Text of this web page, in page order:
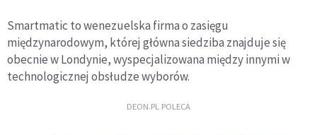
Smartmatic to wenezuelska firma o zasięgu
międzynarodowym, której główna siedziba znajduje się
obecnie w Londynie, wyspecjalizowana między innymi w
technologicznej obsłudze wyborów.
DEON.PL POLECA